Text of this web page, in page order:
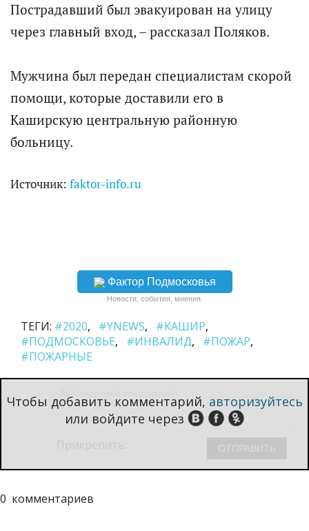
Пострадавший был эвакуирован на улицу
через главный вход, – рассказал Поляков.
Мужчина был передан специалистам скорой
помощи, которые доставили его в
Каширскую центральную районную
больницу.
Источник: faktor-info.ru
Фактор Подмосковья
Новости, события, мнения.
ТЕГИ: #2020 #YNEWS
#КАШИР
#ПОДМОСКОВЬЕ
#ИНВАЛИД
#ПОЖАР
#ПОЖАРНЫЕ
Чтобы добавить комментарий, авторизуйтесь
или войдите через
0 комментариев